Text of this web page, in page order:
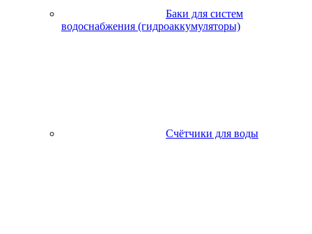
Баки для систем
водоснабжения (гидроаккумуляторы)
Счётчики для воды